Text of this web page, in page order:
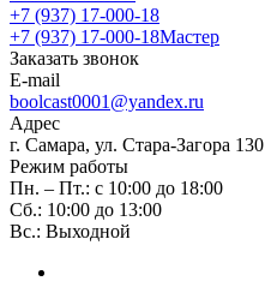
+7 (937) 17-000-18
+7 (937) 17-000-18Мастер
Заказать звонок
E-mail
boolcast0001@yandex.ru
Адрес
г. Самара, ул. Стара-Загора 130
Режим работы
Пн. – Пт.: с 10:00 до 18:00
Сб.: 10:00 до 13:00
Вс.: Выходной